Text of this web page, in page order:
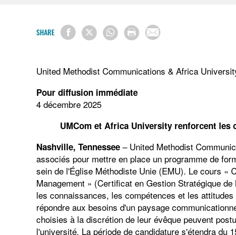
SHARE
United Methodist Communications & Africa
Pour diffusion immédiate
4 décembre 2025
UMCom et Africa University renforcent les
Nashville, Tennessee – United Methodist
associés pour mettre en place un programme de
sein de l'Église Méthodiste Unie (EMU). Le cours «
Management » (Certificat en Gestion Stratégique
les connaissances, les compétences et les
répondre aux besoins d'un paysage
choisies à la discrétion de leur évêque peuvent
l'université. La période de candidature s'étendra du